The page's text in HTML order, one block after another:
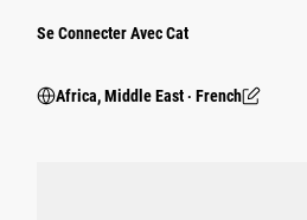
Se Connecter Avec Cat
Africa, Middle East ‧ French